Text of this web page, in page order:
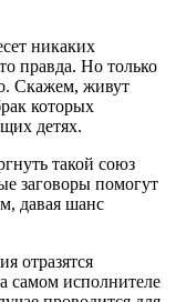
никаких
правда. Но только
Скажем, живут
которых
детях.
такой союз
заговоры помогут
давая шанс
отразятся
самом исполнителе